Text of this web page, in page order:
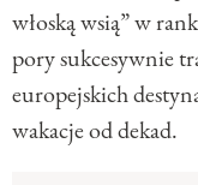
włoską wsią” w
pory sukcesywnie
europejskich
wakacje od dekad.